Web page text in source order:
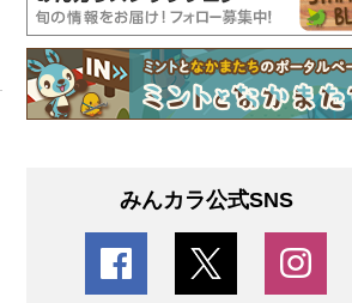
みんカラ公式SNS